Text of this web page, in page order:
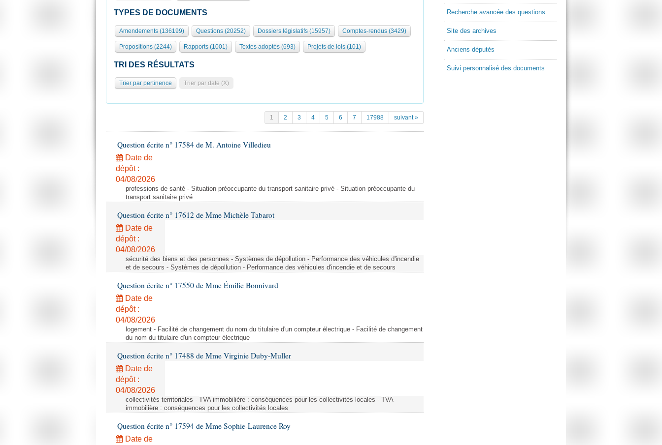
TYPES DE DOCUMENTS
Amendements (136199) Questions (20252) Dossiers législatifs (15957) Comptes-rendus (3429)
Propositions (2244) Rapports (1001) Textes adoptés (693) Projets de lois (101)
TRI DES RÉSULTATS
Trier par pertinence Trier par date (X)
1 2 3 4 5 6 7 17988 suivant »
Question écrite n° 17584 de M. Antoine Villedieu
Date de
dépôt :
04/08/2026
professions de santé - Situation préoccupante du transport sanitaire privé - Situation préoccupante du
transport sanitaire privé
Question écrite n° 17612 de Mme Michèle Tabarot
Date de
dépôt :
04/08/2026
sécurité des biens et des personnes - Systèmes de dépollution - Performance des véhicules d'incendie
et de secours - Systèmes de dépollution - Performance des véhicules d'incendie et de secours
Question écrite n° 17550 de Mme Émilie Bonnivard
Date de
dépôt :
04/08/2026
logement - Facilité de changement du nom du titulaire d'un compteur électrique - Facilité de changement
du nom du titulaire d'un compteur électrique
Question écrite n° 17488 de Mme Virginie Duby-Muller
Date de
dépôt :
04/08/2026
collectivités territoriales - TVA immobilière : conséquences pour les collectivités locales - TVA
immobilière : conséquences pour les collectivités locales
Question écrite n° 17594 de Mme Sophie-Laurence Roy
Date de
Recherche avancée des questions
Site des archives
Anciens députés
Suivi personnalisé des documents